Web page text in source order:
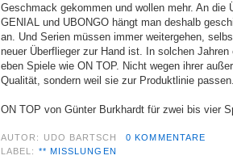
Geschmack gekommen und wollen mehr. An die
GENIAL und UBONGO hängt man deshalb
an. Und Serien müssen immer weitergehen,
neuer Überflieger zur Hand ist. In solchen Jahren
eben Spiele wie ON TOP. Nicht wegen ihrer
Qualität, sondern weil sie zur Produktlinie
ON TOP von Günter Burkhardt für zwei bis vier
AUTOR: UDO BARTSCH
0 KOMMENTARE
LABEL: ** MISSLUNGEN